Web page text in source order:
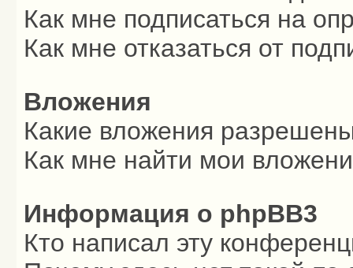
Как мне подписаться на
Как мне отказаться от
Вложения
Какие вложения
Как мне найти мои
Информация о phpBB3
Кто написал эту